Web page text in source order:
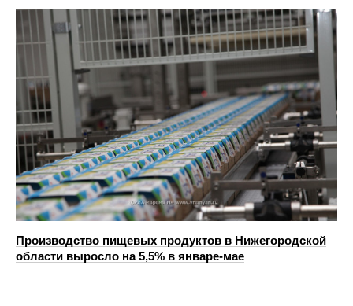
Производство пищевых продуктов в Нижегородской
области выросло на 5,5% в январе-мае